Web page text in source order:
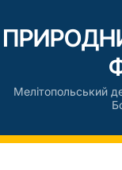
Мелітопольський